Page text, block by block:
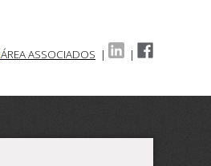
ÁREA ASSOCIADOS | |